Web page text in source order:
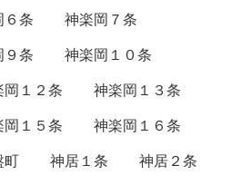
６条
神楽岡７条
９条
神楽岡１０条
岡１２条
神楽岡１３条
岡１５条
神楽岡１６条
町 神居１条
神居２条